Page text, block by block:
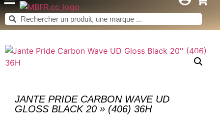
JANTE PRIDE CARBON WAVE UD
GLOSS BLACK 20 » (406) 36H